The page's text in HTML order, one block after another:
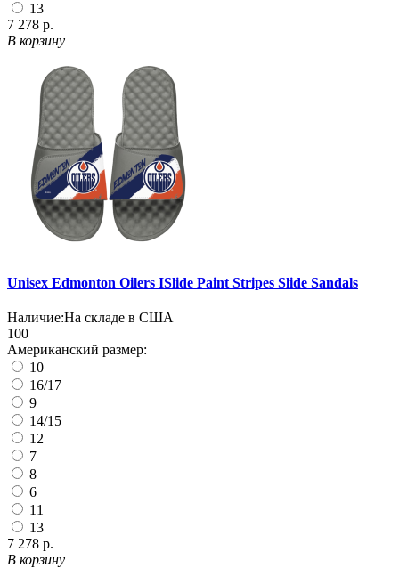
13
7 278 р.
В корзину
Unisex Edmonton Oilers ISlide Paint Stripes Slide Sandals
Наличие:На складе в США
100
Американский размер:
10
16/17
9
14/15
12
7
8
6
11
13
7 278 р.
В корзину